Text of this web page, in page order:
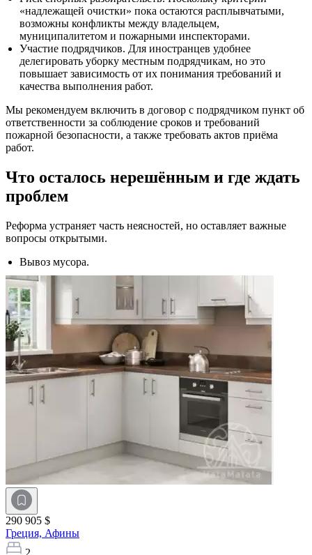
«надлежащей очистки» пока остаются расплывчатыми,
возможны конфликты между владельцем,
муниципалитетом и пожарными инспекторами.
Участие подрядчиков. Для иностранцев удобнее
делегировать уборку местным подрядчикам, но это
повышает зависимость от их понимания требований и
качества выполнения работ.
Мы рекомендуем включить в договор с подрядчиком пункт об
ответственности за соблюдение сроков и требований
пожарной безопасности, а также требовать актов приёма
работ.
Что осталось нерешённым и где ждать
проблем
Реформа устраняет часть неясностей, но оставляет важные
вопросы открытыми.
Вывоз мусора.
290 905 $
Греция, Афины